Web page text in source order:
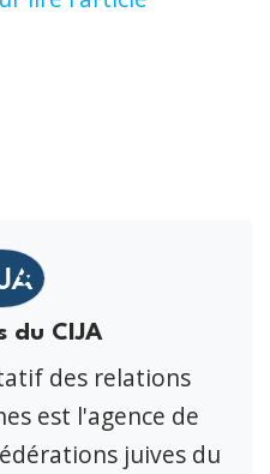
du CIJA
des relations
est l'agence de
juives du